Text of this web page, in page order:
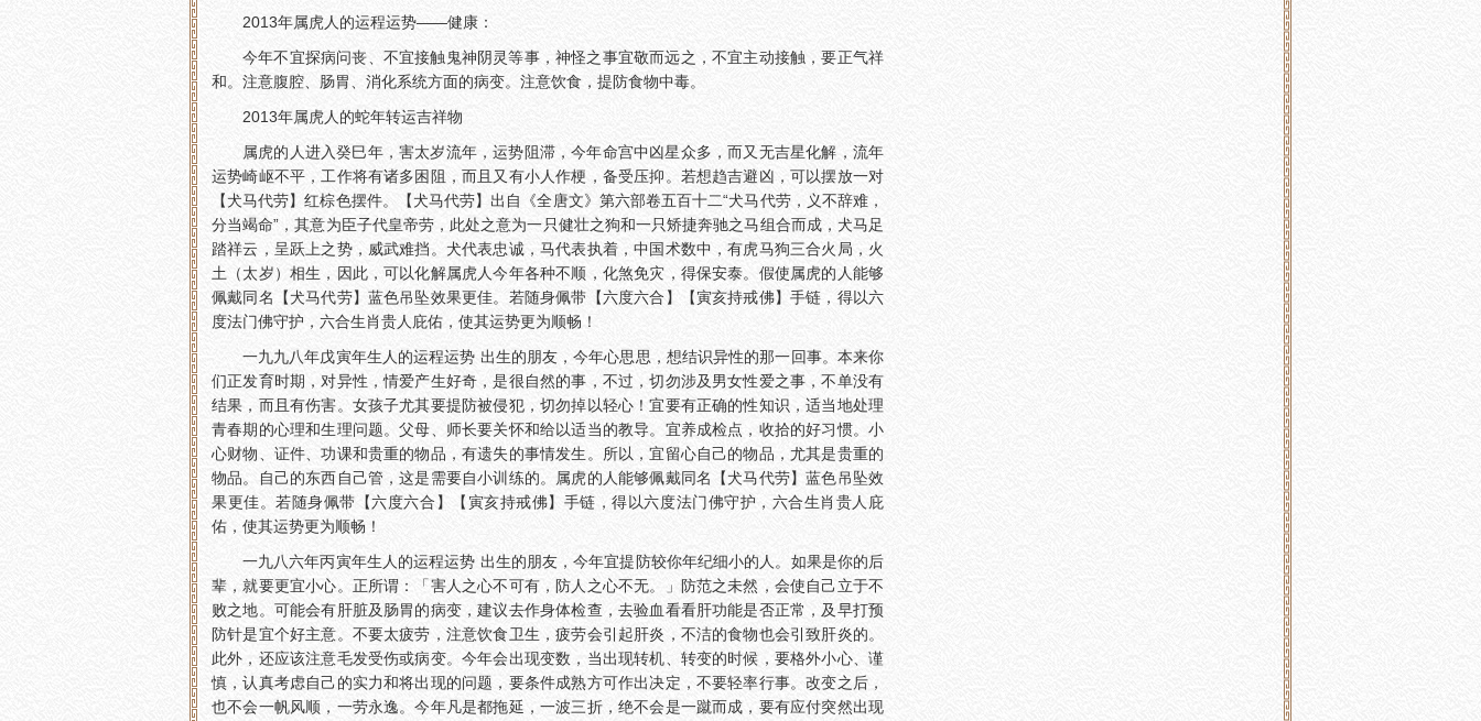
2013年属虎人的运程运势——健康：
今年不宜探病问丧、不宜接触鬼神阴灵等事，神怪之事宜敬而远之，不宜主动接触，要正气祥
和。注意腹腔、肠胃、消化系统方面的病变。注意饮食，提防食物中毒。
2013年属虎人的蛇年转运吉祥物
属虎的人进入癸巳年，害太岁流年，运势阻滞，今年命宫中凶星众多，而又无吉星化解，流年
运势崎岖不平，工作将有诸多困阻，而且又有小人作梗，备受压抑。若想趋吉避凶，可以摆放一对
【犬马代劳】红棕色摆件。【犬马代劳】出自《全唐文》第六部卷五百十二“犬马代劳，义不辞难，
分当竭命”，其意为臣子代皇帝劳，此处之意为一只健壮之狗和一只矫捷奔驰之马组合而成，犬马足
踏祥云，呈跃上之势，威武难挡。犬代表忠诚，马代表执着，中国术数中，有虎马狗三合火局，火
土（太岁）相生，因此，可以化解属虎人今年各种不顺，化煞免灾，得保安泰。假使属虎的人能够
佩戴同名【犬马代劳】蓝色吊坠效果更佳。若随身佩带【六度六合】【寅亥持戒佛】手链，得以六
度法门佛守护，六合生肖贵人庇佑，使其运势更为顺畅！
一九九八年戊寅年生人的运程运势 出生的朋友，今年心思思，想结识异性的那一回事。本来你
们正发育时期，对异性，情爱产生好奇，是很自然的事，不过，切勿涉及男女性爱之事，不单没有
结果，而且有伤害。女孩子尤其要提防被侵犯，切勿掉以轻心！宜要有正确的性知识，适当地处理
青春期的心理和生理问题。父母、师长要关怀和给以适当的教导。宜养成检点，收拾的好习惯。小
心财物、证件、功课和贵重的物品，有遗失的事情发生。所以，宜留心自己的物品，尤其是贵重的
物品。自己的东西自己管，这是需要自小训练的。属虎的人能够佩戴同名【犬马代劳】蓝色吊坠效
果更佳。若随身佩带【六度六合】【寅亥持戒佛】手链，得以六度法门佛守护，六合生肖贵人庇
佑，使其运势更为顺畅！
一九八六年丙寅年生人的运程运势 出生的朋友，今年宜提防较你年纪细小的人。如果是你的后
辈，就要更宜小心。正所谓：「害人之心不可有，防人之心不无。」防范之未然，会使自己立于不
败之地。可能会有肝脏及肠胃的病变，建议去作身体检查，去验血看看肝功能是否正常，及早打预
防针是宜个好主意。不要太疲劳，注意饮食卫生，疲劳会引起肝炎，不洁的食物也会引致肝炎的。
此外，还应该注意毛发受伤或病变。今年会出现变数，当出现转机、转变的时候，要格外小心、谨
慎，认真考虑自己的实力和将出现的问题，要条件成熟方可作出决定，不要轻率行事。改变之后，
也不会一帆风顺，一劳永逸。今年凡是都拖延，一波三折，绝不会是一蹴而成，要有应付突然出现